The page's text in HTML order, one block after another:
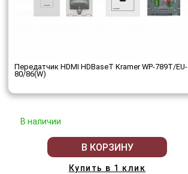
Передатчик HDMI HDBaseT Kramer WP-789T/EU-
80/86(W)
В наличии
В КОРЗИНУ
Купить в 1 клик